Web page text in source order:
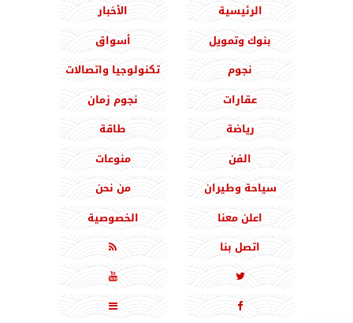
الرئيسية
الأخبار
بنوك وتمويل
أسواق
نجوم
تكنولوجيا واتصالات
عقارات
نجوم زمان
رياضة
طاقة
الفن
منوعات
سياحة وطيران
من نحن
اعلن معنا
الخصوصية
اتصل بنا




